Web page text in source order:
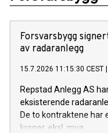
Forsvarsbygg
av radaranlegg
15.7.2026 11:15:30 CEST |
Repstad Anlegg AS
eksisterende
De to kontraktene har
kroner, eksl. mva.